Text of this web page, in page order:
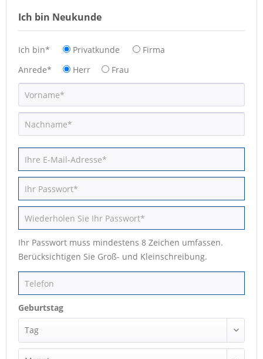
Ich bin Neukunde
Ich bin* Privatkunde
Firma
Anrede*
Herr Frau
Ihr Passwort muss mindestens 8 Zeichen umfassen.
Berücksichtigen Sie Groß- und Kleinschreibung.
Geburtstag